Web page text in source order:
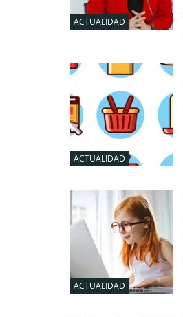
ACTUALIDAD
ACTUALIDAD
ACTUALIDAD